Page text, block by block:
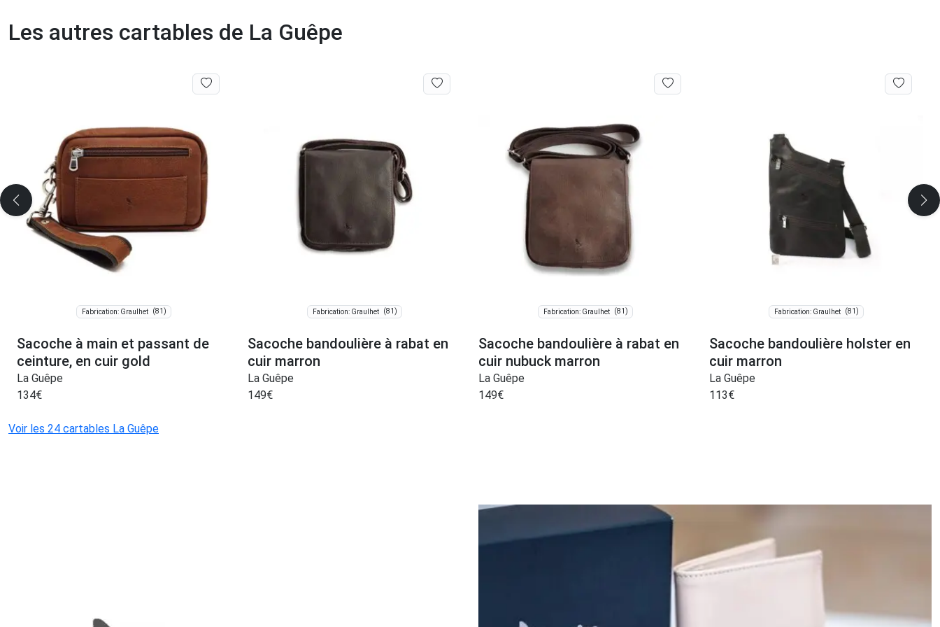
Les autres cartables de La Guêpe
Fabrication: Graulhet (81)
Sacoche à main et passant de
ceinture, en cuir gold
La Guêpe
134€
Fabrication: Graulhet (81)
Sacoche bandoulière à rabat en
cuir marron
La Guêpe
149€
Fabrication: Graulhet (81)
Sacoche bandoulière à rabat en
cuir nubuck marron
La Guêpe
149€
Fabrication: Graulhet (81)
Sacoche bandoulière holster en
cuir marron
La Guêpe
113€
Voir les 24 cartables La Guêpe